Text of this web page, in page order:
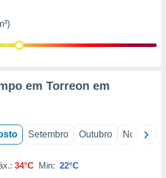
em Torreon em
Setembro Outubro Novembro
34°C Min: 22°C